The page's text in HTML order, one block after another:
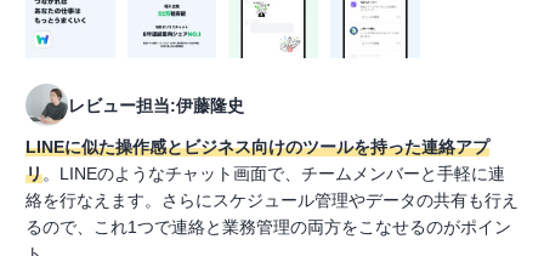
レビュー担当:伊藤隆史
LINEに似た操作感とビジネス向けのツールを持った連絡アプ
リ。LINEのようなチャット画面で、チームメンバーと手軽に連
絡を行なえます。さらにスケジュール管理やデータの共有も行え
るので、これ1つで連絡と業務管理の両方をこなせるのがポイン